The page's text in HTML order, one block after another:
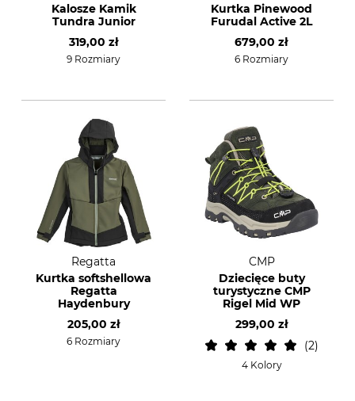
Kalosze Kamik
Tundra Junior
319,00 zł
9 Rozmiary
Kurtka Pinewood
Furudal Active 2L
679,00 zł
6 Rozmiary
Regatta
Kurtka softshellowa
Regatta
Haydenbury
205,00 zł
6 Rozmiary
CMP
Dziecięce buty
turystyczne CMP
Rigel Mid WP
299,00 zł
2
4 Kolory